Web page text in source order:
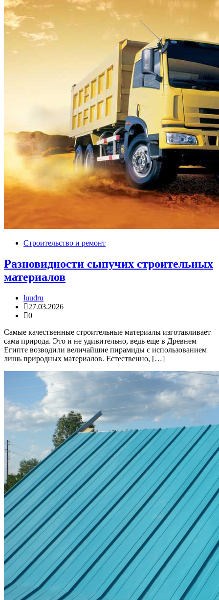
Строительство и ремонт
Разновидности сыпучих строительных
материалов
luudru
27.03.2026
0
Самые качественные строительные материалы изготавливает
сама природа. Это и не удивительно, ведь еще в Древнем
Египте возводили величайшие пирамиды с использованием
лишь природных материалов. Естественно, […]